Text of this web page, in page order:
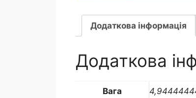
Додаткова інформація
Додаткова
Вага